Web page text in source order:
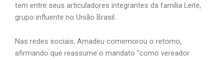
tem entre seus articuladores integrantes da família Leite,
grupo influente no União Brasil.
Nas redes sociais, Amadeu comemorou o retorno,
afirmando que reassume o mandato “como vereador